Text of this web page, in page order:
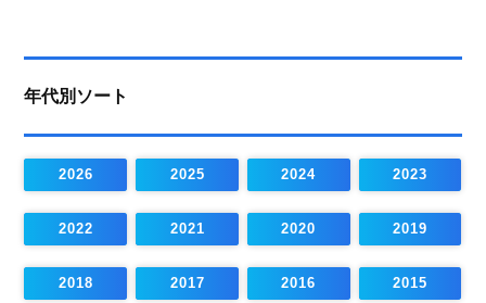
年代別ソート
2026 2025 2024 2023
2022 2021 2020 2019
2018 2017 2016 2015